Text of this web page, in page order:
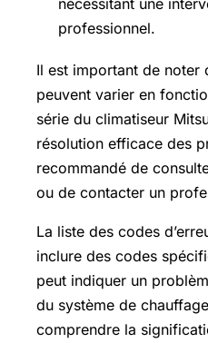
professionnel.
Il est important de noter
peuvent varier en
série du climatiseur
résolution efficace des
recommandé de
ou de contacter un
La liste des codes
inclure des codes
peut indiquer un
du système de
comprendre la